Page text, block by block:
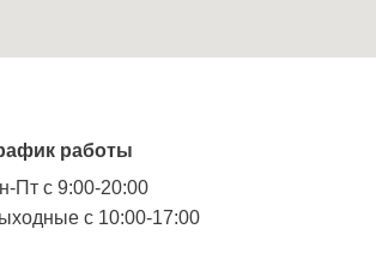
работы
Пт с 9:00-20:00
с 10:00-17:00